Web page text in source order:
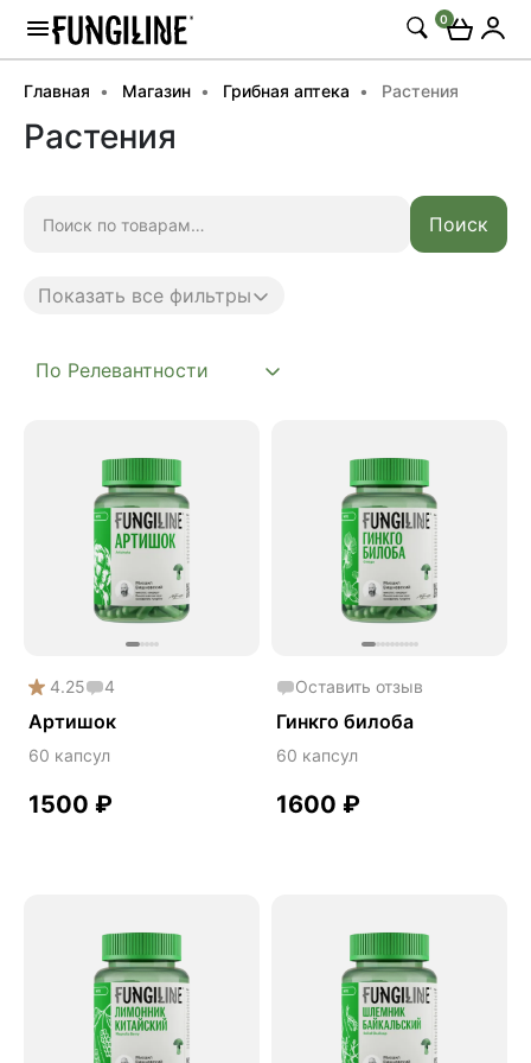
0
Главная Магазин Грибная аптека Растения
Растения
Поиск
Показать все фильтры
Антипаразит
Антистресс
Артишок
Бакопа Монье
Гинкго билоба
Гормональный баланс
Готу кола
Деменция
Защита печени
Зверобой
Здоровое пищеварение
Йохимбе
4.25 4
Артишок
60 капсул
1500 ₽
Оставить отзыв
Гинкго билоба
60 капсул
1600 ₽